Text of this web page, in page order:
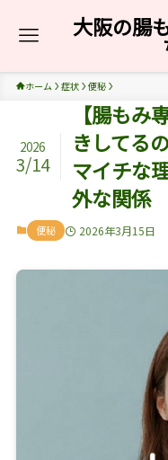
大阪の腸
ホーム 症状 便秘
【腸もみ
きしてる
マイチな
外な関係
2026
3/14
便秘 2026年3月15日